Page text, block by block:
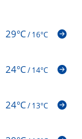
29°C/16°C
24°C/14°C
24°C/13°C